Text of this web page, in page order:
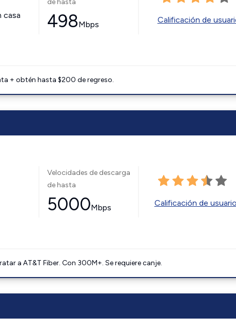
casa 498Mbps Calificación de
+ obtén hasta $200 de regreso.
Velocidades de descarga
de hasta
5000Mbps Calificación de
a AT&T Fiber. Con 300M+. Se requiere canje.